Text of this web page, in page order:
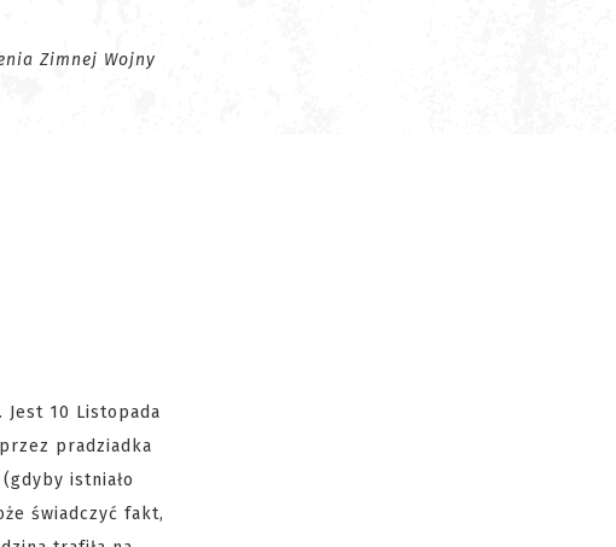
Zimnej Wojny
Jest 10 Listopada
pradziadka
istniało
świadczyć fakt,